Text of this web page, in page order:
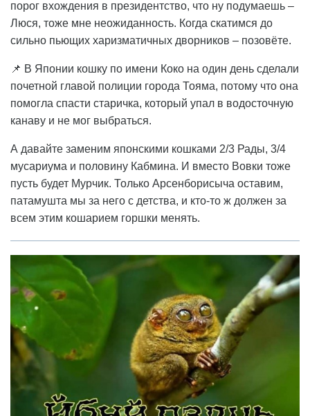
порог вхождения в президентство, что ну подумаешь –
Люся, тоже мне неожиданность. Когда скатимся до
сильно пьющих харизматичных дворников – позовёте.
📌 В Японии кошку по имени Коко на один день сделали
почетной главой полиции города Тояма, потому что она
помогла спасти старичка, который упал в водосточную
канаву и не мог выбраться.
А давайте заменим японскими кошками 2/3 Рады, 3/4
мусариума и половину Кабмина. И вместо Вовки тоже
пусть будет Мурчик. Только Арсенборисыча оставим,
патамушта мы за него с детства, и кто-то ж должен за
всем этим кошарием горшки менять.